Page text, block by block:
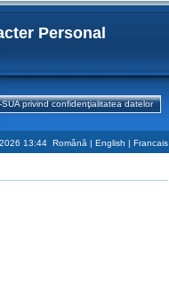
Personal
SUA privind confidenţialitatea datelor
13:44 Română | English | Francais